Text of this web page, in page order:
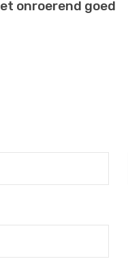
onroerend goed